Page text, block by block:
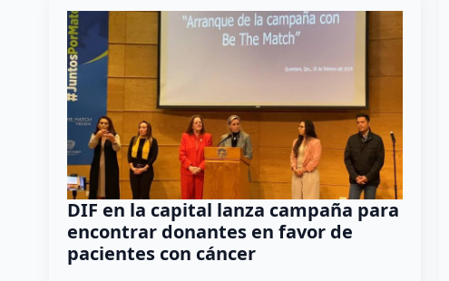
DIF en la capital lanza campaña para
encontrar donantes en favor de
pacientes con cáncer